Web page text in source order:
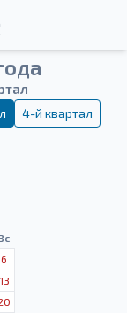
4-й квартал
6
13